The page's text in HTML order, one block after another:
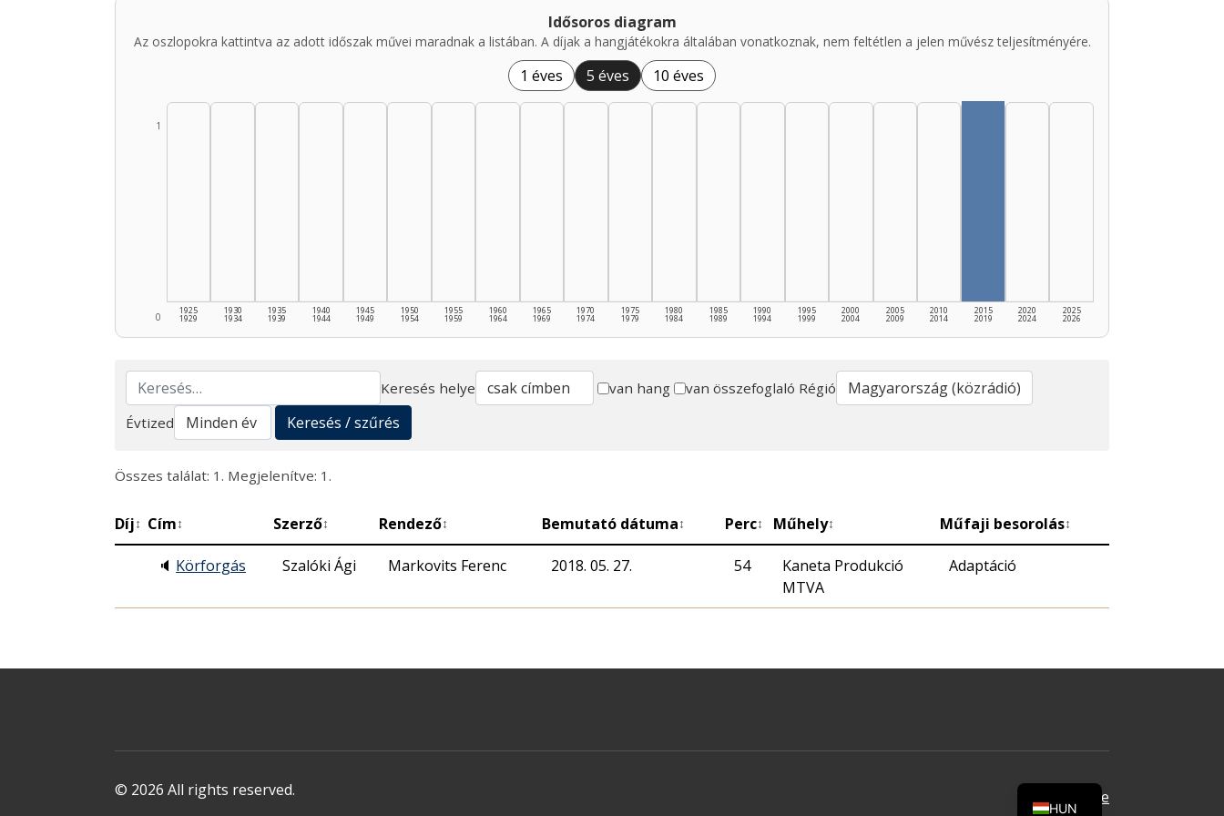
Idősoros diagram
Az oszlopokra kattintva az adott időszak művei maradnak a listában. A díjak a hangjátékokra általában vonatkoznak, nem feltétlen a jelen művész teljesítményére.
1 éves 5 éves 10 éves
0
1
1925
1929
1930
1934
1935
1939
1940
1944
1945
1949
1950
1954
1955
1959
1960
1964
1965
1969
1970
1974
1975
1979
1980
1984
1985
1989
1990
1994
1995
1999
2000
2004
2005
2009
2010
2014
2015
2019
2020
2024
2025
2026
Keresés
Keresés helye van hang van összefoglaló Régió
Évtized
Keresés / szűrés
Összes találat: 1. Megjelenítve: 1.
Díj↕ Cím↕ Szerző↕ Rendező↕ Bemutató dátuma↕ Perc↕ Műhely↕ Műfaji besorolás↕
🔈 Körforgás Szalóki Ági Markovits Ferenc 2018. 05. 27. 54
Kaneta Produkció
MTVA
Adaptáció
© 2026 All rights reserved. Oldal tetejére
HUN